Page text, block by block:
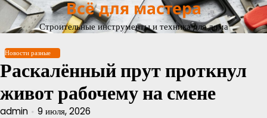
Перейти
содержимому
Всё для мастера
Строительные инструменты и техника для дома
Новости разные
Раскалённый прут проткнул
живот рабочему на смене
admin 9 июля, 2026